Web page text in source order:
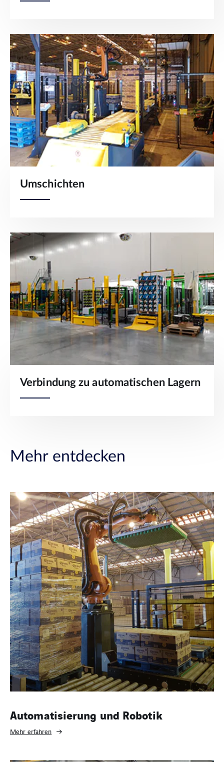
Umschichten
Verbindung zu automatischen Lagern
Mehr entdecken
Automatisierung und Robotik
Mehr erfahren